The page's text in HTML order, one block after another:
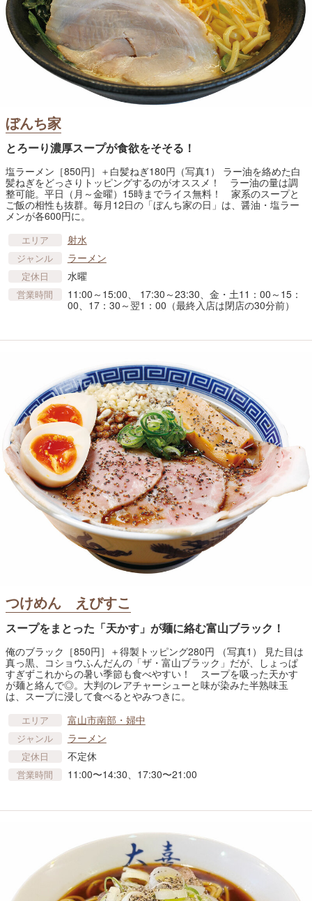
ぼんち家
とろーり濃厚スープが食欲をそそる！
塩ラーメン［850円］＋白髪ねぎ180円（写真1） ラー油を絡めた白
髪ねぎをどっさりトッピングするのがオススメ！ ラー油の量は調
整可能。平日（月～金曜）15時までライス無料！ 家系のスープと
ご飯の相性も抜群。毎月12日の「ぼんち家の日」は、醤油・塩ラー
メンが各600円に。
エリア 射水
ジャンル ラーメン
定休日 水曜
営業時間
11:00～15:00、 17:30～23:30、金・土11：00～15：
00、17：30～翌1：00（最終入店は閉店の30分前）
つけめん えびすこ
スープをまとった「天かす」が麺に絡む富山ブラック！
俺のブラック［850円］＋得製トッピング280円 （写真1） 見た目は
真っ黒、コショウふんだんの「ザ・富山ブラック」だが、しょっぱ
すぎずこれからの暑い季節も食べやすい！ スープを吸った天かす
が麺と絡んで◎。大判のレアチャーシューと味が染みた半熟味玉
は、スープに浸して食べるとやみつきに。
エリア 富山市南部・婦中
ジャンル ラーメン
定休日 不定休
営業時間 11:00〜14:30、17:30〜21:00